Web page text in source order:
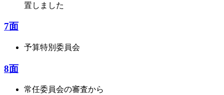
置しました
7面
予算特別委員会
8面
常任委員会の審査から